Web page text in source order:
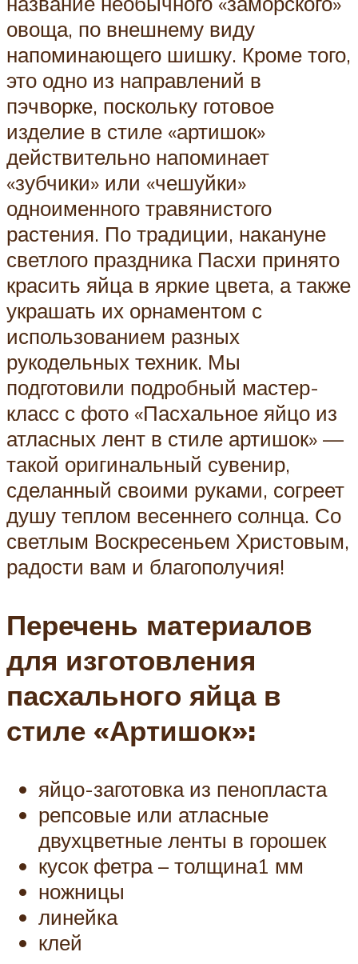
овоща, по внешнему виду
напоминающего шишку. Кроме того,
это одно из направлений в
пэчворке, поскольку готовое
изделие в стиле «артишок»
действительно напоминает
«зубчики» или «чешуйки»
одноименного травянистого
растения. По традиции, накануне
светлого праздника Пасхи принято
красить яйца в яркие цвета, а также
украшать их орнаментом с
использованием разных
рукодельных техник. Мы
подготовили подробный мастер-
класс с фото «Пасхальное яйцо из
атласных лент в стиле артишок» —
такой оригинальный сувенир,
сделанный своими руками, согреет
душу теплом весеннего солнца. Со
светлым Воскресеньем Христовым,
радости вам и благополучия!
Перечень материалов
для изготовления
пасхального яйца в
стиле «Артишок»:
яйцо-заготовка из пенопласта
репсовые или атласные
двухцветные ленты в горошек
кусок фетра – толщина1 мм
ножницы
линейка
клей